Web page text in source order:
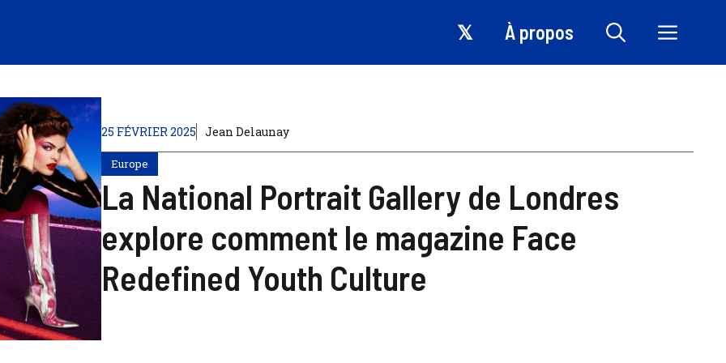
𝕏 À propos
25 FÉVRIER 2025 Jean Delaunay
Europe
La National Portrait Gallery de Londres
explore comment le magazine Face
Redefined Youth Culture